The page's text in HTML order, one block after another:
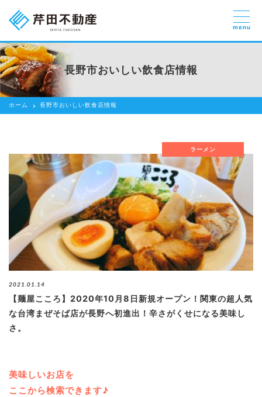
売りたい
貸したい方
依頼する
借りたい
買いたい
賃貸管理のご提案
芹田不動産の強み
スタッフ紹介
会社紹介
ブログ
お部屋探し専用LINEはこちら
menu
長野市おいしい飲食店情報
ホーム 長野市おいしい飲食店情報
ラーメン
2021.01.14
【麺屋こころ】2020年10月8日新規オープン！関東の超人気
な台湾まぜそば店が長野へ初進出！辛さがくせになる美味し
さ。
美味しいお店を
ここから検索できます♪